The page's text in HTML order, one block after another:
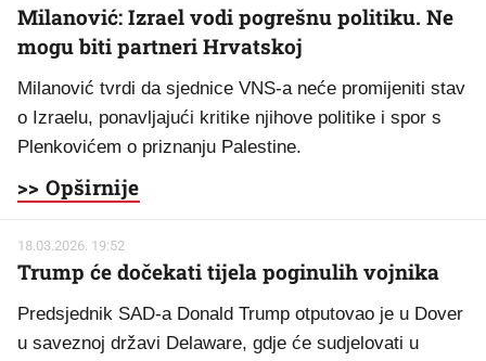
Milanović: Izrael vodi pogrešnu politiku. Ne
mogu biti partneri Hrvatskoj
Milanović tvrdi da sjednice VNS-a neće promijeniti stav
o Izraelu, ponavljajući kritike njihove politike i spor s
Plenkovićem o priznanju Palestine.
>> Opširnije
18.03.2026. 19:52
Trump će dočekati tijela poginulih vojnika
Predsjednik SAD-a Donald Trump otputovao je u Dover
u saveznoj državi Delaware, gdje će sudjelovati u